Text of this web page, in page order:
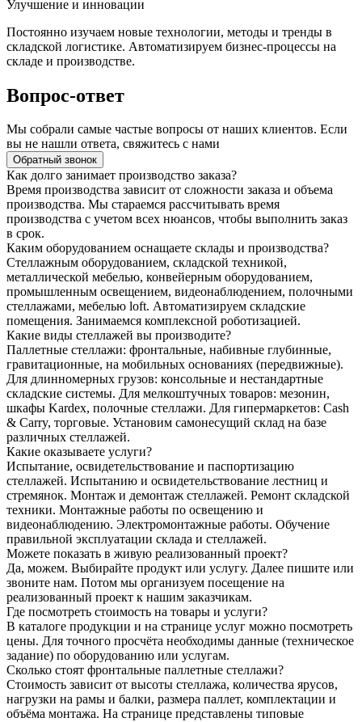
Улучшение и инновации
Постоянно изучаем новые технологии, методы и тренды в
складской логистике. Автоматизируем бизнес-процессы на
складе и производстве.
Вопрос-ответ
Мы собрали самые частые вопросы от наших клиентов. Если
вы не нашли ответа, свяжитесь с нами
Обратный звонок
Как долго занимает производство заказа?
Время производства зависит от сложности заказа и объема
производства. Мы стараемся рассчитывать время
производства с учетом всех нюансов, чтобы выполнить заказ
в срок.
Каким оборудованием оснащаете склады и производства?
Стеллажным оборудованием, складской техникой,
металлической мебелью, конвейерным оборудованием,
промышленным освещением, видеонаблюдением, полочными
стеллажами, мебелью loft. Автоматизируем складские
помещения. Занимаемся комплексной роботизацией.
Какие виды стеллажей вы производите?
Паллетные стеллажи: фронтальные, набивные глубинные,
гравитационные, на мобильных основаниях (передвижные).
Для длинномерных грузов: консольные и нестандартные
складские системы. Для мелкоштучных товаров: мезонин,
шкафы Kardex, полочные стеллажи. Для гипермаркетов: Cash
& Carry, торговые. Установим самонесущий склад на базе
различных стеллажей.
Какие оказываете услуги?
Испытание, освидетельствование и паспортизацию
стеллажей. Испытанию и освидетельствование лестниц и
стремянок. Монтаж и демонтаж стеллажей. Ремонт складской
техники. Монтажные работы по освещению и
видеонаблюдению. Электромонтажные работы. Обучение
правильной эксплуатации склада и стеллажей.
Можете показать в живую реализованный проект?
Да, можем. Выбирайте продукт или услугу. Далее пишите или
звоните нам. Потом мы организуем посещение на
реализованный проект к нашим заказчикам.
Где посмотреть стоимость на товары и услуги?
В каталоге продукции и на странице услуг можно посмотреть
цены. Для точного просчёта необходимы данные (техническое
задание) по оборудованию или услугам.
Сколько стоят фронтальные паллетные стеллажи?
Стоимость зависит от высоты стеллажа, количества ярусов,
нагрузки на рамы и балки, размера паллет, комплектации и
объёма монтажа. На странице представлены типовые